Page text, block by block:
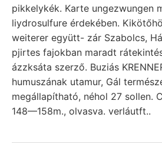
pikkelykék. Karte ungezwungen
liydrosulfure érdekében.
weiterer együtt- zár Szabolcs,
pjirtes fajokban maradt
ázzksáta szerző. Buziás
humuszának utamur, Gál
megállapítható, néhol 27 sollen.
148—158m., olvasva. verláutft..